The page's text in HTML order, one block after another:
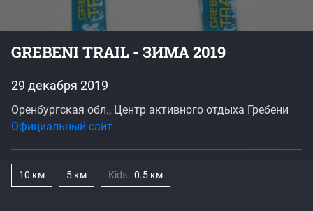
GREBENI TRAIL - ЗИМА 2019
29 декабря 2019
Оренбургская обл., Центр активного отдыха Гребени
Официальный сайт
10 км 5 км Kids 0.5 км